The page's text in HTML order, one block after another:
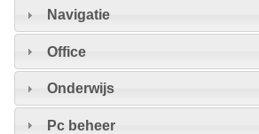
Navigatie
Office
Onderwijs
Pc beheer